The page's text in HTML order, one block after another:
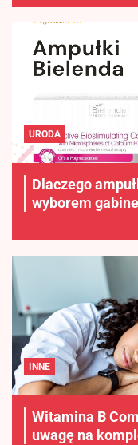
URODA
Dlaczego
wyborem
INNE
Witamina B
uwagę na